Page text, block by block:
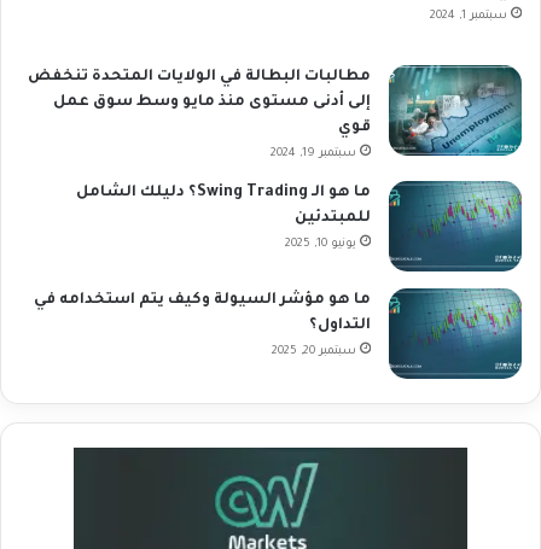
سبتمبر 1, 2024
مطالبات البطالة في الولايات المتحدة تنخفض
إلى أدنى مستوى منذ مايو وسط سوق عمل
قوي
سبتمبر 19, 2024
ما هو الـ Swing Trading؟ دليلك الشامل
للمبتدئين
يونيو 10, 2025
ما هو مؤشر السيولة وكيف يتم استخدامه في
التداول؟
سبتمبر 20, 2025